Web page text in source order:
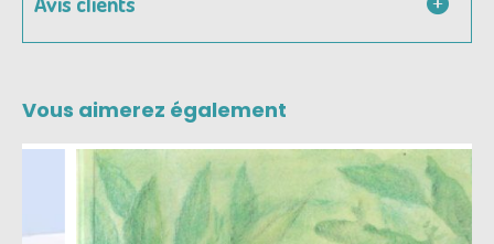
Vous aimerez également